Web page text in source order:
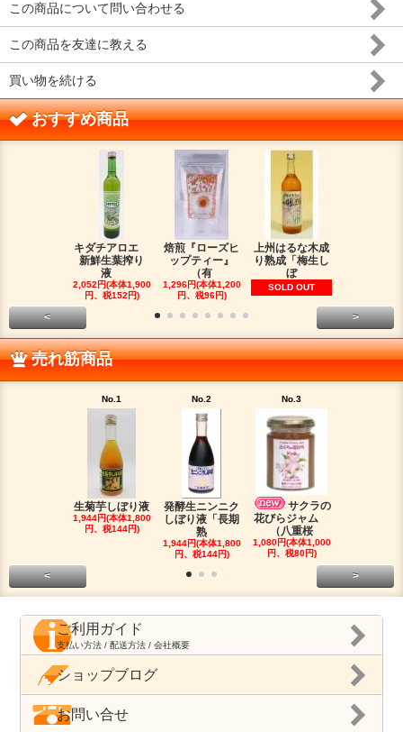
この商品について問い合わせる
この商品を友達に教える
買い物を続ける
おすすめ商品
キダチアロエ
新鮮生葉搾り
液
2,052円(本体1,900
円、税152円)
焙煎『ローズヒ
ップティー』
（有
1,296円(本体1,200
円、税96円)
上州はるな木成
り熟成「梅生し
ぼ
SOLD OUT
< >
売れ筋商品
No.1
生菊芋しぼり液
1,944円(本体1,800
円、税144円)
No.2
発酵生ニンニク
しぼり液「長期
熟
1,944円(本体1,800
円、税144円)
No.3
サクラの
花びらジャム
（八重桜
1,080円(本体1,000
円、税80円)
< >
ご利用ガイド
支払い方法 / 配送方法 / 会社概要
ショップブログ
お問い合せ